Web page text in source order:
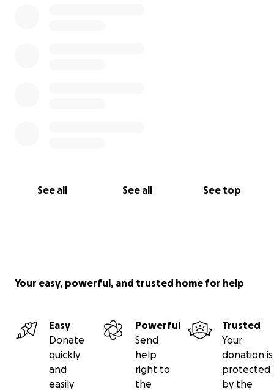
See all See all See top
Your easy, powerful, and trusted home for help
Easy
Donate
quickly
and
easily
Powerful
Send
help
right to
the
Trusted
Your
donation is
protected
by the